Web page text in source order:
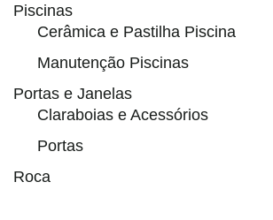
Piscinas
Cerâmica e Pastilha Piscina
Manutenção Piscinas
Portas e Janelas
Claraboias e Acessórios
Portas
Roca